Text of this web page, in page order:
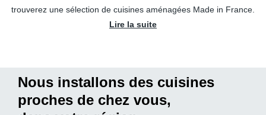
trouverez une sélection de cuisines aménagées Made in France.
Lire la suite
Nous installons des cuisines
proches de chez vous,